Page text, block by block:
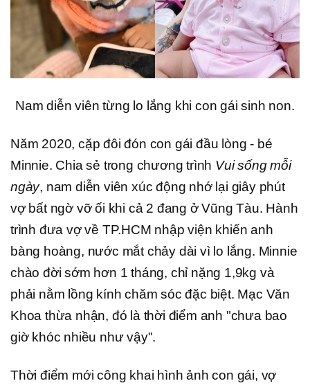
Nam diễn viên từng lo lắng khi con gái sinh non.
Năm 2020, cặp đôi đón con gái đầu lòng - bé
Minnie. Chia sẻ trong chương trình Vui sống mỗi
ngày, nam diễn viên xúc động nhớ lại giây phút
vợ bất ngờ vỡ ối khi cả 2 đang ở Vũng Tàu. Hành
trình đưa vợ về TP.HCM nhập viện khiến anh
bàng hoàng, nước mắt chảy dài vì lo lắng. Minnie
chào đời sớm hơn 1 tháng, chỉ nặng 1,9kg và
phải nằm lồng kính chăm sóc đặc biệt. Mạc Văn
Khoa thừa nhận, đó là thời điểm anh "chưa bao
giờ khóc nhiều như vậy".
Thời điểm mới công khai hình ảnh con gái, vợ